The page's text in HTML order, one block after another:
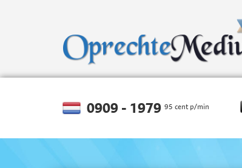
0909 - 1979 95 cent p/min